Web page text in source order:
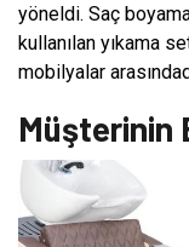
yöneldi. Saç
kullanılan yıkama
mobilyalar
Müşterinin